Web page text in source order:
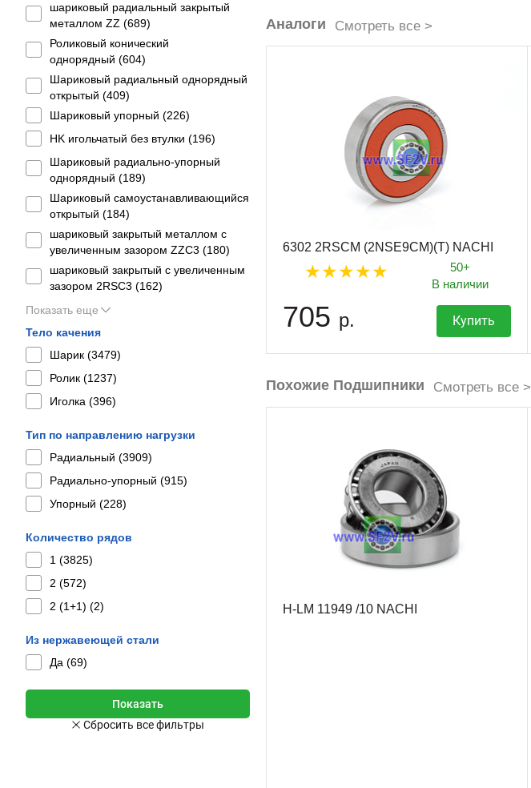
шариковый радиальный закрытый
металлом ZZ (689)
Роликовый конический
однорядный (604)
Шариковый радиальный однорядный
открытый (409)
Шариковый упорный (226)
HK игольчатый без втулки (196)
Шариковый радиально-упорный
однорядный (189)
Шариковый самоустанавливающийся
открытый (184)
шариковый закрытый металлом с
увеличенным зазором ZZC3 (180)
шариковый закрытый с увеличенным
зазором 2RSС3 (162)
Показать еще
Тело качения
Шарик (3479)
Ролик (1237)
Иголка (396)
Тип по направлению нагрузки
Радиальный (3909)
Радиально-упорный (915)
Упорный (228)
Количество рядов
1 (3825)
2 (572)
2 (1+1) (2)
Из нержавеющей стали
Да (69)
Аналоги Смотреть все >
6302 2RSCM (2NSE9CM)(T) NACHI
50+
В наличии
705 р. Купить
Похожие Подшипники Смотреть все >
H-LM 11949 /10 NACHI